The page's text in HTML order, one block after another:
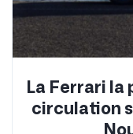
La Ferrari la
circulation